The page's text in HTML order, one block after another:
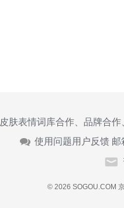
皮肤表情词库合作、品牌合
使用问题用户反馈 邮
© 2026 SOGOU.COM